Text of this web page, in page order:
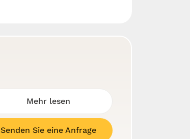
Mehr lesen
Senden Sie eine Anfrage